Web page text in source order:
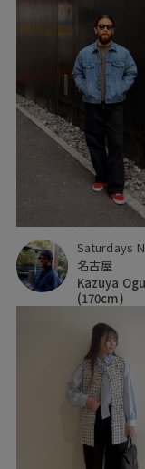
Saturdays
名古屋
Kazuya
(170cm)